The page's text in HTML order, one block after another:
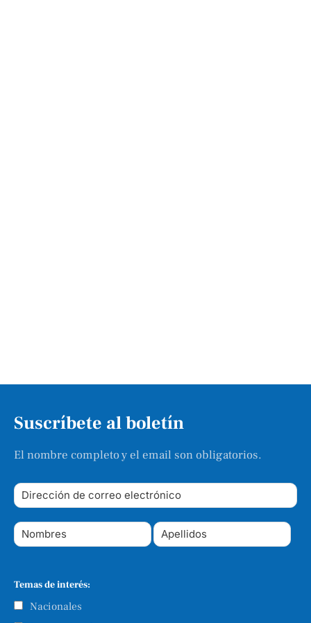
Suscríbete al boletín
El nombre completo y el email son obligatorios.
Temas de interés:
Nacionales